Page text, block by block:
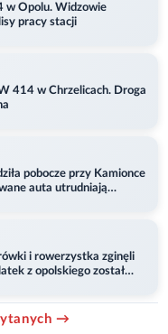
w Opolu. Widzowie
pracy stacji
414 w Chrzelicach. Droga
pobocze przy Kamionce
auta utrudniają
i rowerzystka zginęli
z opolskiego został
→